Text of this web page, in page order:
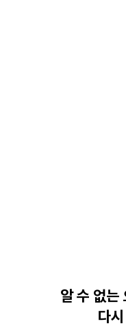
알 수 없는
다